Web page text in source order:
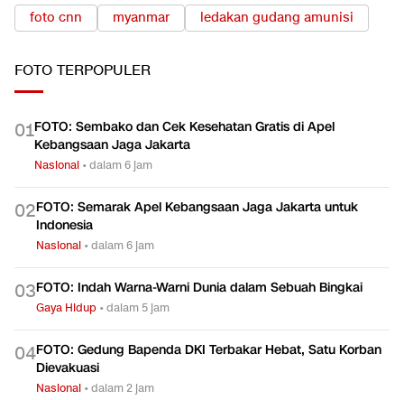
foto cnn myanmar ledakan gudang amunisi
FOTO TERPOPULER
01FOTO: Sembako dan Cek Kesehatan Gratis di Apel
Kebangsaan Jaga Jakarta
Nasional •dalam 6 jam
02FOTO: Semarak Apel Kebangsaan Jaga Jakarta untuk
Indonesia
Nasional •dalam 6 jam
03FOTO: Indah Warna-Warni Dunia dalam Sebuah Bingkai
Gaya Hidup •dalam 5 jam
04FOTO: Gedung Bapenda DKI Terbakar Hebat, Satu Korban
Dievakuasi
Nasional •dalam 2 jam